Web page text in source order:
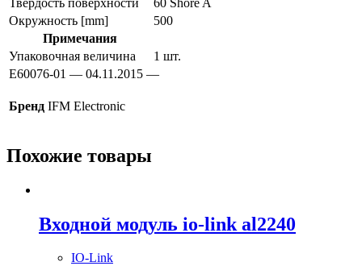
Окружность [mm]
500
Примечания
Упаковочная величина
1 шт.
E60076-01 — 04.11.2015 —
Бренд IFM Electronic
Похожие товары
Входной модуль io-link al2240
IO-Link